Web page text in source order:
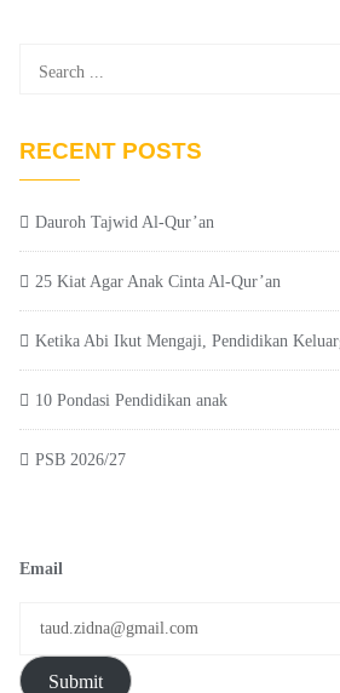
RECENT POSTS
Dauroh Tajwid Al-Qur’an
25 Kiat Agar Anak Cinta Al-Qur’an
Ketika Abi Ikut Mengaji, Pendidikan
10 Pondasi Pendidikan anak
PSB 2026/27
Email
Submit